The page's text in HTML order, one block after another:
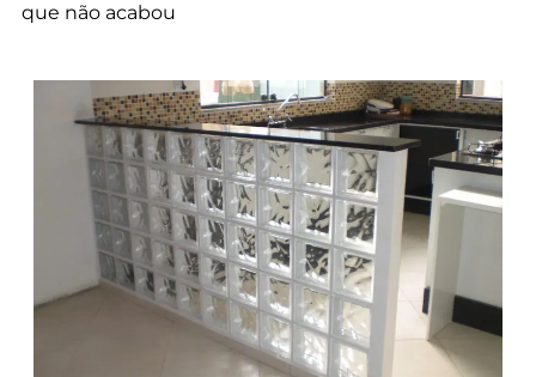
que não acabou